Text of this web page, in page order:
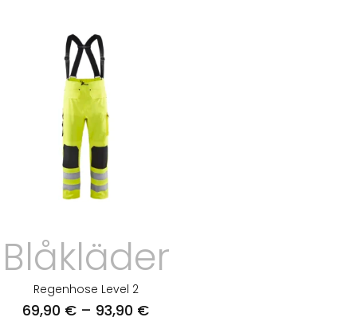
Blåkläder
Regenhose Level 2
69,90 € – 93,90 €